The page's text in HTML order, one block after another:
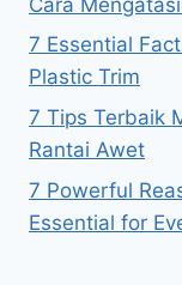
7 Essential
Plastic Trim
7 Tips Terbaik
Rantai Awet
7 Powerful
Essential for